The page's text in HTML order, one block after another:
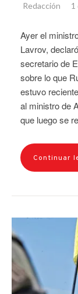
Redacción 1
Ayer el
Lavrov,
secretario de
sobre lo que
estuvo
al ministro de
que luego se
Continuar